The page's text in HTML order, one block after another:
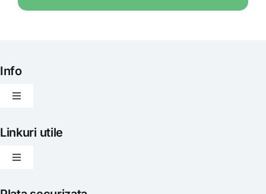
Info
Toggle
Articole
Linkuri utile
Toggle
Politica de livrare